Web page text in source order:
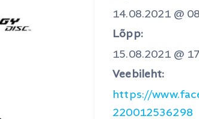
14.08.2021 @
Lõpp:
15.08.2021 @
Veebileht:
https://
220012536298